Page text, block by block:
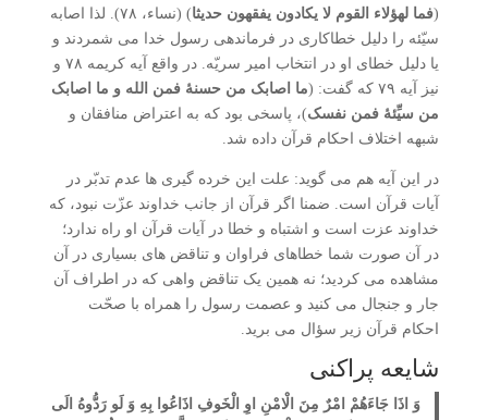
(فما لهؤلاء القوم لا یکادون یفقهون حدیثا
) (نساء، ۷۸). لذا اصابه
سیّئه را دلیل خطاکاری در فرماندهی رسول خدا می شمردند و
یا دلیل خطای او در انتخاب امیر سریّه. در واقع آیه کریمه ۷۸ و
نیز آیه ۷۹ که گفت: (
ما اصابک من حسنۀ فمن الله و ما اصابک
من سیِّئۀ فمن نفسک)، پاسخی بود که به اعتراض منافقان و
شبهه اختلاف احکام قرآن داده شد.
در این آیه هم می گوید: علت این خرده گیری ها عدم تدبّر در
آیات قرآن است. ضمنا اگر قرآن از جانب خداوند عزّت نبود، که
خداوند عزت است و اشتباه و خطا در آیات قرآن او راه ندارد؛
در آن صورت شما خطاهای فراوان و تناقض های بسیاری در آن
مشاهده می کردید؛ نه همین یک تناقض واهی که در اطراف آن
جار و جنجال می کنید و عصمت رسول را همراه با صحّت
احکام قرآن زیر سؤال می برید.
شایعه پراکنی
وَ اذَا جَاءَهُمْ امْرٌ مِنَ الْامْنِ اوِ الْخَوفِ اذَاعُوا بِهِ وَ لَو رَدُّوهُ الَی